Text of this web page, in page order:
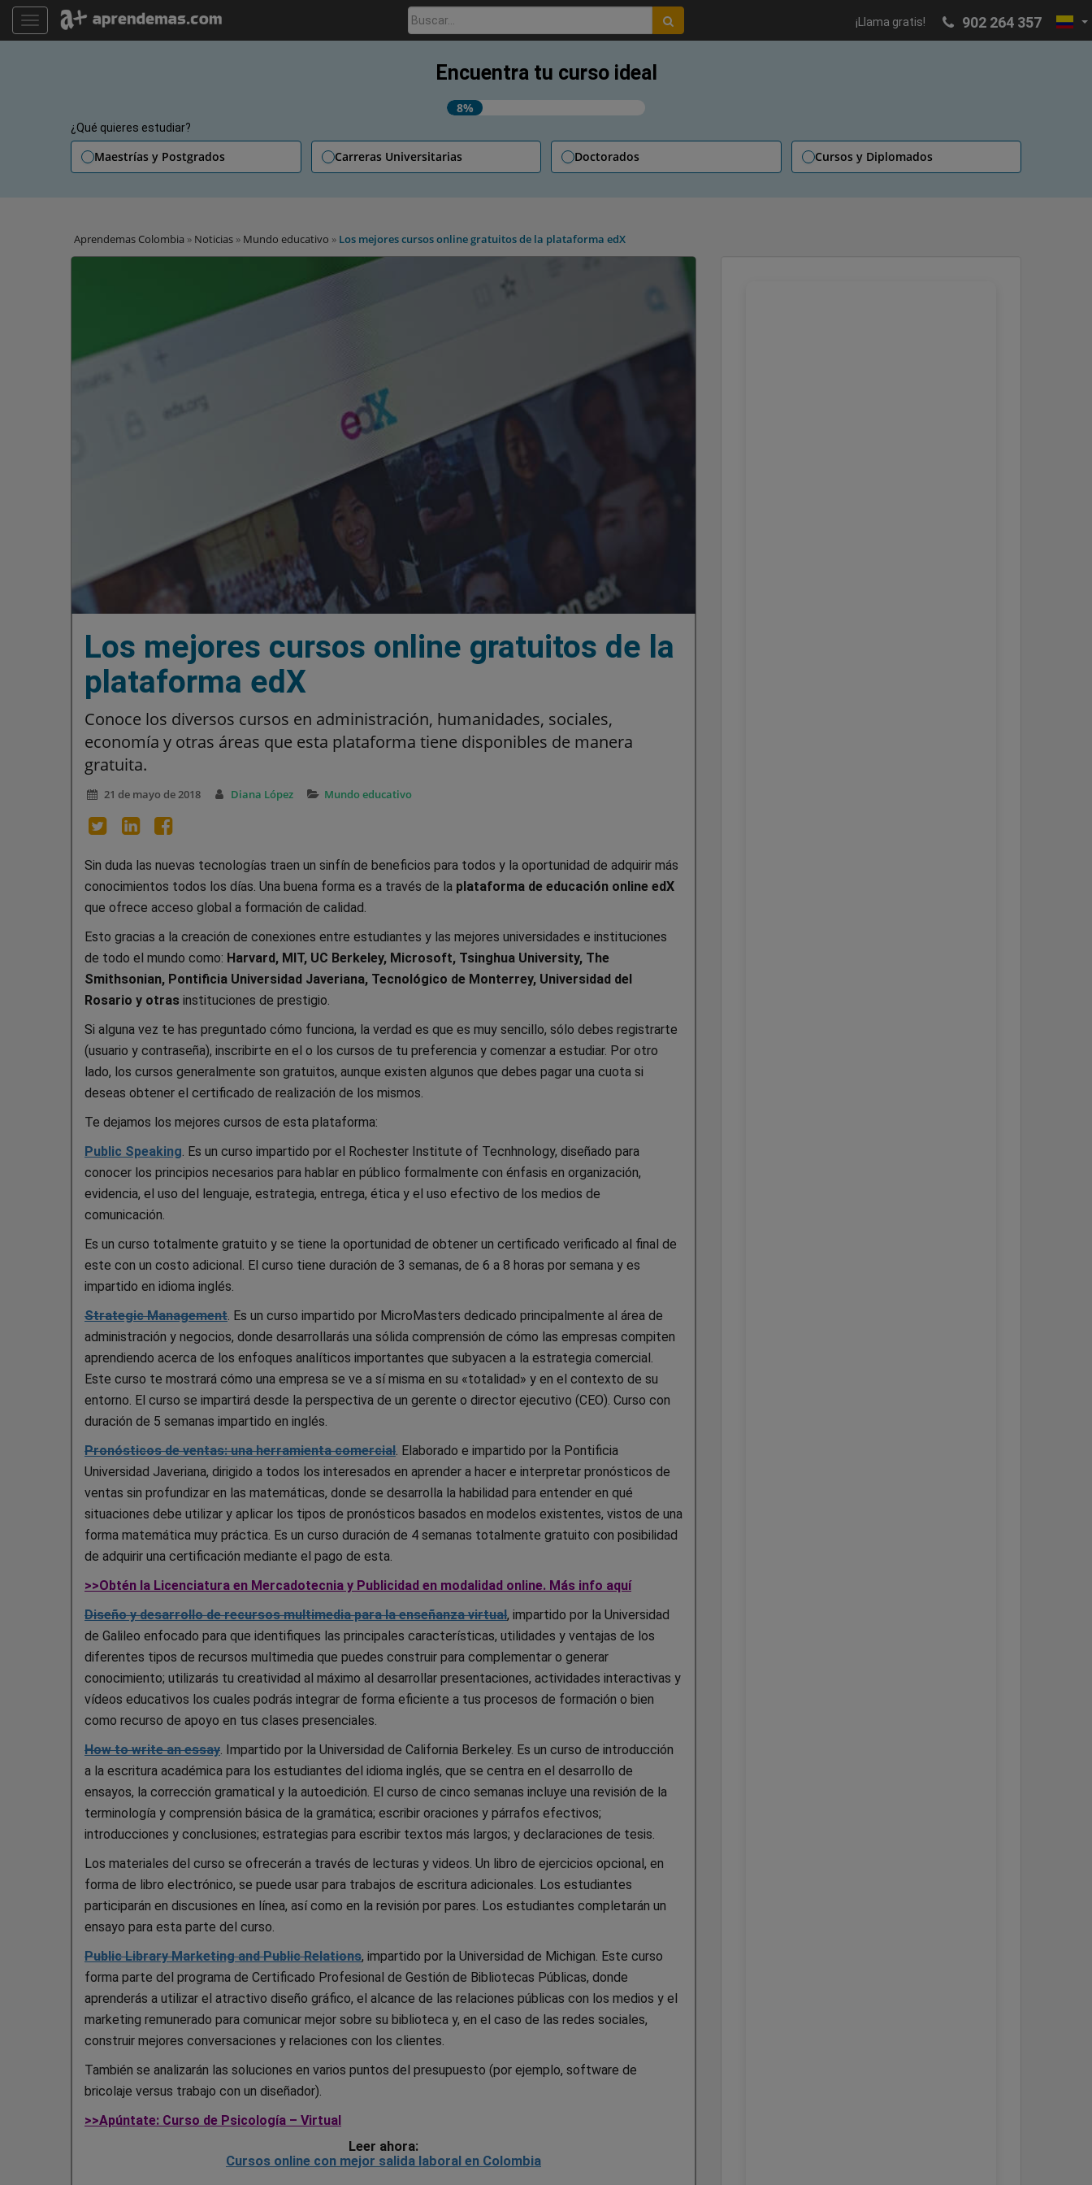
TOGGLE NAVIGATION ¡Llama gratis! 902 264 357
Buscar:
Encuentra tu curso ideal
8%
¿Qué quieres estudiar?
Maestrías y Postgrados Carreras Universitarias Doctorados Cursos y Diplomados
Aprendemas Colombia » Noticias » Mundo educativo » Los mejores cursos online gratuitos de la plataforma edX
Los mejores cursos online gratuitos de la
plataforma edX
Conoce los diversos cursos en administración, humanidades, sociales,
economía y otras áreas que esta plataforma tiene disponibles de manera
gratuita.
21 de mayo de 2018 Diana López Mundo educativo
Sin duda las nuevas tecnologías traen un sinfín de beneficios para todos y la oportunidad de adquirir más
conocimientos todos los días. Una buena forma es a través de la plataforma de educación online edX
que ofrece acceso global a formación de calidad.
Esto gracias a la creación de conexiones entre estudiantes y las mejores universidades e instituciones
de todo el mundo como: Harvard, MIT, UC Berkeley, Microsoft, Tsinghua University, The
Smithsonian, Pontificia Universidad Javeriana, Tecnológico de Monterrey, Universidad del
Rosario y otras instituciones de prestigio.
Si alguna vez te has preguntado cómo funciona, la verdad es que es muy sencillo, sólo debes registrarte
(usuario y contraseña), inscribirte en el o los cursos de tu preferencia y comenzar a estudiar. Por otro
lado, los cursos generalmente son gratuitos, aunque existen algunos que debes pagar una cuota si
deseas obtener el certificado de realización de los mismos.
Te dejamos los mejores cursos de esta plataforma:
Public Speaking. Es un curso impartido por el Rochester Institute of Tecnhnology, diseñado para
conocer los principios necesarios para hablar en público formalmente con énfasis en organización,
evidencia, el uso del lenguaje, estrategia, entrega, ética y el uso efectivo de los medios de
comunicación.
Es un curso totalmente gratuito y se tiene la oportunidad de obtener un certificado verificado al final de
este con un costo adicional. El curso tiene duración de 3 semanas, de 6 a 8 horas por semana y es
impartido en idioma inglés.
Strategic Management. Es un curso impartido por MicroMasters dedicado principalmente al área de
administración y negocios, donde desarrollarás una sólida comprensión de cómo las empresas compiten
aprendiendo acerca de los enfoques analíticos importantes que subyacen a la estrategia comercial.
Este curso te mostrará cómo una empresa se ve a sí misma en su «totalidad» y en el contexto de su
entorno. El curso se impartirá desde la perspectiva de un gerente o director ejecutivo (CEO). Curso con
duración de 5 semanas impartido en inglés.
Pronósticos de ventas: una herramienta comercial. Elaborado e impartido por la Pontificia
Universidad Javeriana, dirigido a todos los interesados en aprender a hacer e interpretar pronósticos de
ventas sin profundizar en las matemáticas, donde se desarrolla la habilidad para entender en qué
situaciones debe utilizar y aplicar los tipos de pronósticos basados en modelos existentes, vistos de una
forma matemática muy práctica. Es un curso duración de 4 semanas totalmente gratuito con posibilidad
de adquirir una certificación mediante el pago de esta.
>>Obtén la Licenciatura en Mercadotecnia y Publicidad en modalidad online. Más info aquí
Diseño y desarrollo de recursos multimedia para la enseñanza virtual, impartido por la Universidad
de Galileo enfocado para que identifiques las principales características, utilidades y ventajas de los
diferentes tipos de recursos multimedia que puedes construir para complementar o generar
conocimiento; utilizarás tu creatividad al máximo al desarrollar presentaciones, actividades interactivas y
vídeos educativos los cuales podrás integrar de forma eficiente a tus procesos de formación o bien
como recurso de apoyo en tus clases presenciales.
How to write an essay. Impartido por la Universidad de California Berkeley. Es un curso de introducción
a la escritura académica para los estudiantes del idioma inglés, que se centra en el desarrollo de
ensayos, la corrección gramatical y la autoedición. El curso de cinco semanas incluye una revisión de la
terminología y comprensión básica de la gramática; escribir oraciones y párrafos efectivos;
introducciones y conclusiones; estrategias para escribir textos más largos; y declaraciones de tesis.
Los materiales del curso se ofrecerán a través de lecturas y videos. Un libro de ejercicios opcional, en
forma de libro electrónico, se puede usar para trabajos de escritura adicionales. Los estudiantes
participarán en discusiones en línea, así como en la revisión por pares. Los estudiantes completarán un
ensayo para esta parte del curso.
Public Library Marketing and Public Relations, impartido por la Universidad de Michigan. Este curso
forma parte del programa de Certificado Profesional de Gestión de Bibliotecas Públicas, donde
aprenderás a utilizar el atractivo diseño gráfico, el alcance de las relaciones públicas con los medios y el
marketing remunerado para comunicar mejor sobre su biblioteca y, en el caso de las redes sociales,
construir mejores conversaciones y relaciones con los clientes.
También se analizarán las soluciones en varios puntos del presupuesto (por ejemplo, software de
bricolaje versus trabajo con un diseñador).
>>Apúntate: Curso de Psicología – Virtual
Leer ahora:
Cursos online con mejor salida laboral en Colombia